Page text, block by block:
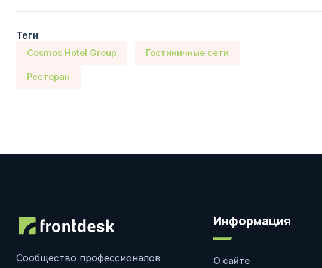
Теги
Cosmos Hotel Group Гостиничные сети
Ресторан
Сообщество профессионалов
Информация
О сайте